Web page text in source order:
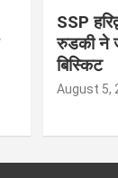
SSP
रुडकी ने
बिस्किट
August 5,